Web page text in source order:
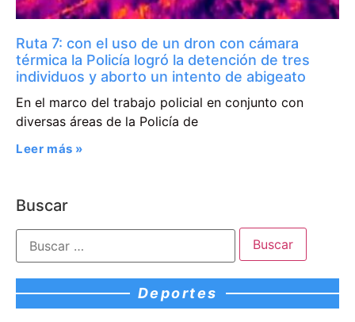
Ruta 7: con el uso de un dron con cámara
térmica la Policía logró la detención de tres
individuos y aborto un intento de abigeato
En el marco del trabajo policial en conjunto con
diversas áreas de la Policía de
Leer más »
Buscar
Deportes